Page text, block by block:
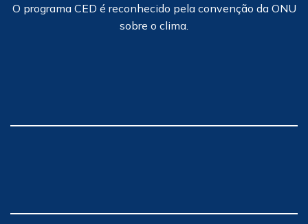
O programa CED é reconhecido pela convenção da ONU
sobre o clima.